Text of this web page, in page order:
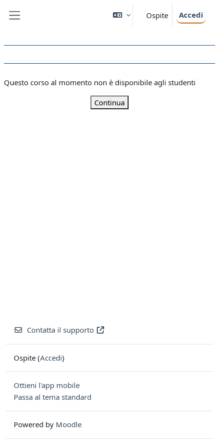
Ospite Accedi
Questo corso al momento non è disponibile agli studenti
Continua
Contatta il supporto
Ospite (Accedi)
Ottieni l'app mobile
Passa al tema standard
Powered by Moodle